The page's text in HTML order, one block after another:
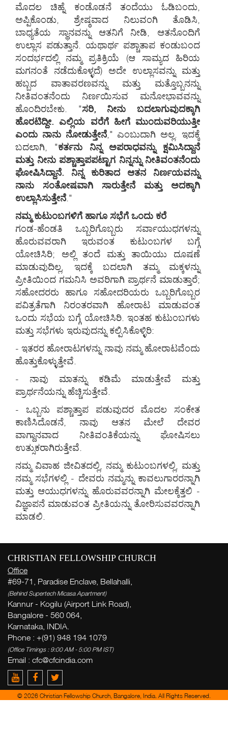
ಮೊದಲ ಚಿಹ್ನೆ ಕಂಡೊಡನೆ ತಂದೆಯು ಓಡಿಬಂದು,
ಅಪ್ಪಿಕೊಂಡು, ಶ್ರೇಷ್ಠವಾದ ನಿಲುವಂಗಿ ತೊಡಿಸಿ,
ಬಾಧ್ಯತೆಯ ಸ್ಥಾನವನ್ನು ಆತನಿಗೆ ನೀಡಿ, ಆತನೊಂದಿಗೆ
ಉಲ್ಲಾಸ ಪಡುತ್ತಾನೆ. ಯಥಾರ್ಥ ಪಶ್ಚಾತಾಪ ಕಂಡುಬಂದ
ಸಂದರ್ಭದಲ್ಲಿ ನಮ್ಮ ಪ್ರತಿಕ್ರಿಯೆ (ಆ ಸಾಮ್ಯದ ಹಿರಿಯ
ಮಗನಂತೆ ನಡೆದುಕೊಳ್ಳದೆ) ಅದೇ ಉಲ್ಲಾಸವನ್ನು ಮತ್ತು
ಹಬ್ಬದ ವಾತಾವರಣವನ್ನು ಮತ್ತು ಮತ್ತೊಬ್ಬನನ್ನು
ನೀತಿವಂತನೆಂದು ನಿರ್ಣಯಿಸುವ ಮನೋಭಾವವನ್ನು
ಹೊಂದಿರಬೇಕು. "ಸರಿ, ನೀನು ಬದಲಾಗುವುದಕ್ಕಾಗಿ
ಹೊರಟಿದ್ದೀ. ಎಲ್ಲಿಯ ವರೆಗೆ ಹೀಗೆ ಮುಂದುವರಿಯುತ್ತೀ
ಎಂದು ನಾನು ನೋಡುತ್ತೇನೆ," ಎಂಬುದಾಗಿ ಅಲ್ಲ. ಇದಕ್ಕೆ
ಬದಲಾಗಿ, "ಕರ್ತನು ನಿನ್ನ ಅಪರಾಧವನ್ನು ಕ್ಷಮಿಸಿದ್ದಾನೆ
ಮತ್ತು ನೀನು ಪಶ್ಚಾತ್ತಾಪಪಟ್ಟಾಗ ನಿನ್ನನ್ನು ನೀತಿವಂತನೆಂದು
ಘೋಷಿಸಿದ್ದಾನೆ. ನಿನ್ನ ಕುರಿತಾದ ಆತನ ನಿರ್ಣಯವನ್ನು
ನಾನು ಸಂತೋಷವಾಗಿ ಸಾರುತ್ತೇನೆ ಮತ್ತು ಅದಕ್ಕಾಗಿ
ಉಲ್ಲಾಸಿಸುತ್ತೇನೆ ."
ನಮ್ಮ ಕುಟುಂಬಗಳಿಗೆ ಹಾಗೂ ಸಭೆಗೆ ಒಂದು ಕರೆ
ಗಂಡ-ಹೆಂಡತಿ ಒಬ್ಬರಿಗೊಬ್ಬರು ಸರ್ವಾಯುಧಗಳನ್ನು
ಹೊರುವವರಾಗಿ ಇರುವಂತ ಕುಟುಂಬಗಳ ಬಗ್ಗೆ
ಯೋಚಿಸಿರಿ; ಅಲ್ಲಿ ತಂದೆ ಮತ್ತು ತಾಯಿಯು ದೂಷಣೆ
ಮಾಡುವುದಿಲ್ಲ, ಇದಕ್ಕೆ ಬದಲಾಗಿ ತಮ್ಮ ಮಕ್ಕಳನ್ನು
ಪ್ರೀತಿಯಿಂದ ಗಮನಿಸಿ ಅವರಿಗಾಗಿ ಪ್ರಾರ್ಥನೆ ಮಾಡುತ್ತಾರೆ;
ಸಹೋದರರು ಹಾಗೂ ಸಹೋದರಿಯರು ಒಬ್ಬರಿಗೊಬ್ಬರ
ಪವಿತ್ರತೆಗಾಗಿ ನಿರಂತರವಾಗಿ ಹೋರಾಟ ಮಾಡುವಂತ
ಒಂದು ಸಭೆಯ ಬಗ್ಗೆ ಯೋಚಿಸಿರಿ. ಇಂತಹ ಕುಟುಂಬಗಳು
ಮತ್ತು ಸಭೆಗಳು ಇರುವುದನ್ನು ಕಲ್ಪಿಸಿಕೊಳ್ಳಿರಿ:
- ಇತರರ ಹೋರಾಟಗಳನ್ನು ನಾವು ನಮ್ಮ ಹೋರಾಟವೆಂದು
ಹೊತ್ತುಕೊಳ್ಳುತ್ತೇವೆ.
- ನಾವು ಮಾತನ್ನು ಕಡಿಮೆ ಮಾಡುತ್ತೇವೆ ಮತ್ತು
ಪ್ರಾರ್ಥನೆಯನ್ನು ಹೆಚ್ಚಿಸುತ್ತೇವೆ.
- ಒಬ್ಬನು ಪಶ್ಚಾತ್ತಾಪ ಪಡುವುದರ ಮೊದಲ ಸಂಕೇತ
ಕಾಣಿಸಿದೊಡನೆ, ನಾವು ಆತನ ಮೇಲೆ ದೇವರ
ವಾಗ್ದಾನವಾದ ನೀತಿವಂತಿಕೆಯನ್ನು ಘೋಷಿಸಲು
ಉತ್ಸುಕರಾಗಿರುತ್ತೇವೆ.
ನಮ್ಮ ವಿವಾಹ ಜೀವಿತದಲ್ಲಿ, ನಮ್ಮ ಕುಟುಂಬಗಳಲ್ಲಿ, ಮತ್ತು
ನಮ್ಮ ಸಭೆಗಳಲ್ಲಿ - ದೇವರು ನಮ್ಮನ್ನು ಕಾವಲುಗಾರರನ್ನಾಗಿ
ಮತ್ತು ಆಯುಧಗಳನ್ನು ಹೊರುವವರನ್ನಾಗಿ ಮೇಲಕ್ಕೆತ್ತಲಿ -
ವಿಜ್ಞಾಪನೆ ಮಾಡುವಂತ ಪ್ರೀತಿಯನ್ನು ತೋರಿಸುವವರನ್ನಾಗಿ
ಮಾಡಲಿ.
CHRISTIAN FELLOWSHIP CHURCH
Office
#69-71, Paradise Enclave, Bellahalli,
(Behind Supertech Micasa Apartment)
Kannur - Kogilu (Airport Link Road),
Bangalore - 560 064,
Karnataka, INDIA.
Phone : +(91) 948 194 1079
(Office Timings : 9:00 AM - 5:00 PM IST)
Email : cfc@cfcindia.com
© 2026 Christian Fellowship Church, Bangalore, India. All Rights Reserved.